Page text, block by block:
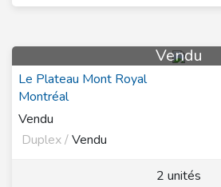
Vendu
Le Plateau Mont Royal
Montréal
Vendu
Duplex /Vendu
2 unités